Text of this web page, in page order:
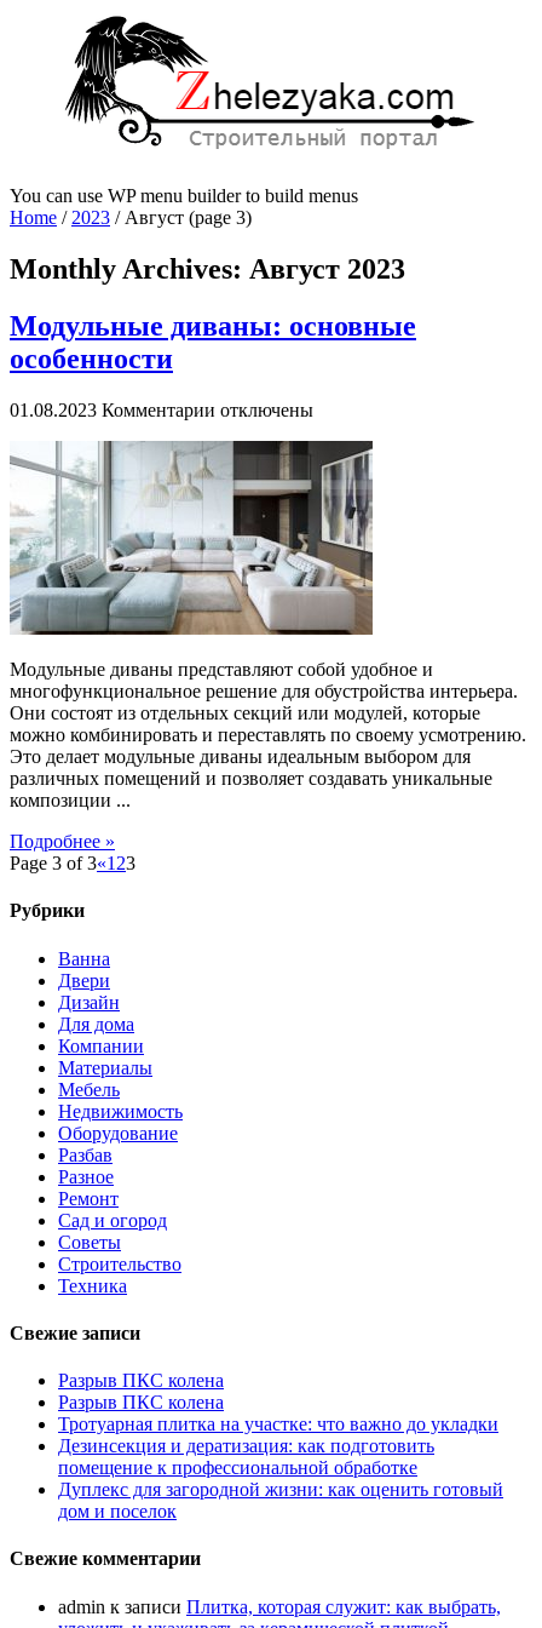
You can use WP menu builder to build menus
Home /2023 /Август (page 3)
Monthly Archives: Август 2023
Модульные диваны: основные
особенности
01.08.2023 Комментарии к
Модульные
диваны:
основные
особенности
отключены
Модульные диваны представляют собой удобное и
многофункциональное решение для обустройства интерьера.
Они состоят из отдельных секций или модулей, которые
можно комбинировать и переставлять по своему усмотрению.
Это делает модульные диваны идеальным выбором для
различных помещений и позволяет создавать уникальные
композиции ...
Подробнее »
Page 3 of 3«1 23
Рубрики
Ванна
Двери
Дизайн
Для дома
Компании
Материалы
Мебель
Недвижимость
Оборудование
Разбав
Разное
Ремонт
Сад и огород
Советы
Строительство
Техника
Свежие записи
Разрыв ПКС колена
Разрыв ПКС колена
Тротуарная плитка на участке: что важно до укладки
Дезинсекция и дератизация: как подготовить
помещение к профессиональной обработке
Дуплекс для загородной жизни: как оценить готовый
дом и поселок
Свежие комментарии
admin к записи Плитка, которая служит: как выбрать,